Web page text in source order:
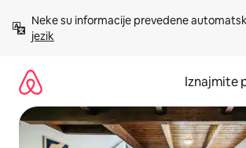
sadržaj
Neke su informacije prevedene
jezik
Iznajmite